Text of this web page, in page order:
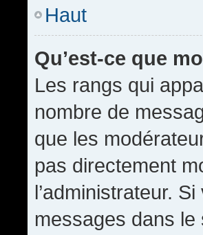
Haut
Qu’est-ce que
Les rangs qui
nombre de
que les
pas directement
l’administrateur.
messages dans le